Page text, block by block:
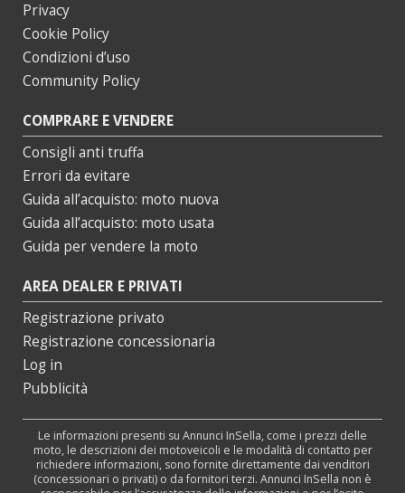
Privacy
Cookie Policy
Condizioni d’uso
Community Policy
COMPRARE E VENDERE
Consigli anti truffa
Errori da evitare
Guida all’acquisto: moto nuova
Guida all’acquisto: moto usata
Guida per vendere la moto
AREA DEALER E PRIVATI
Registrazione privato
Registrazione concessionaria
Log in
Pubblicità
Le informazioni presenti su Annunci InSella, come i prezzi delle
moto, le descrizioni dei motoveicoli e le modalità di contatto per
richiedere informazioni, sono fornite direttamente dai venditori
(concessionari o privati) o da fornitori terzi. Annunci InSella non è